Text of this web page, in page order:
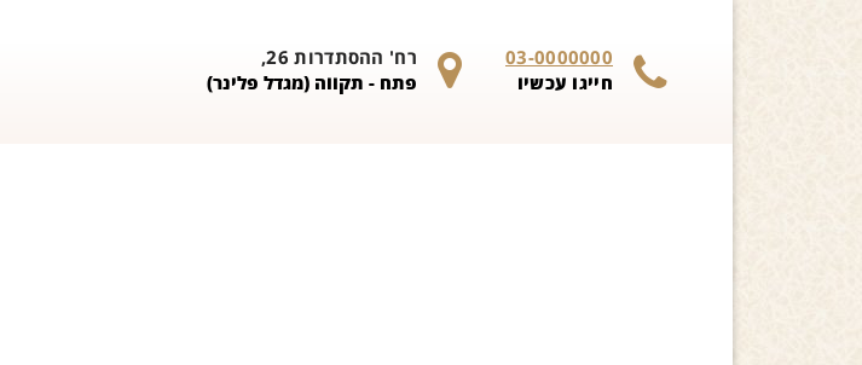
רח' ההסתדרות 26,
פתח - תקווה (מגדל פלינר)
03-0000000
חייגו עכשיו